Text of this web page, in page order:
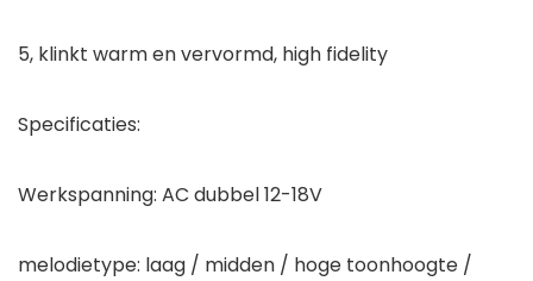
5, klinkt warm en vervormd, high fidelity
Specificaties:
Werkspanning: AC dubbel 12-18V
melodietype: laag / midden / hoge toonhoogte /